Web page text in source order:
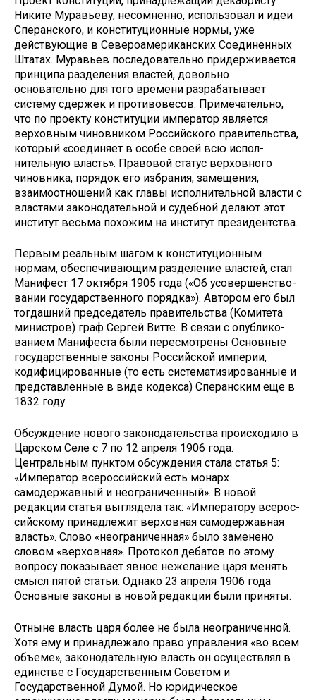
Никите Муравьеву, несомненно, использовал и идеи
Спе­ранского, и конституционные нормы, уже
действующие в Североамерикан­ских Соединенных
Штатах. Муравьев последовательно придерживается
принципа разделения властей, до­вольно
основательно для того време­ни разрабатывает
систему сдержек и противовесов. Примечательно,
что по проекту конституции император является
верховным чиновником Российского правительства,
который «соединяет в особе своей всю испол­
нительную власть». Правовой статус верховного
чиновника, порядок его из­брания, замещения,
взаимоотношений как главы исполнительной власти с
властями законодательной и судебной делают этот
институт весьма похожим на институт президентства.
Первым реальным шагом к консти­туционным
нормам, обеспечивающим разделение властей, стал
Манифест 17 октября 1905 года («Об усовершенство­
вании государственного порядка»). Ав­тором его был
тогдашний председатель правительства (Комитета
министров) граф Сергей Витте. В связи с опублико­
ванием Манифеста были пересмотре­ны Основные
государственные законы Российской империи,
кодифицирован­ные (то есть систематизированные и
представленные в виде кодекса) Спе­ранским еще в
1832 году.
Обсуждение нового законодатель­ства происходило в
Царском Селе с 7 по 12 апреля 1906 года.
Центральным пунктом обсуждения стала статья 5:
«Император всероссийский есть монарх
самодержавный и неограни­ченный». В новой
редакции статья выглядела так: «Императору всерос­
сийскому принадлежит верховная са­модержавная
власть». Слово «неогра­ниченная» было заменено
словом «вер­ховная». Протокол дебатов по этому
вопросу показывает явное нежелание царя менять
смысл пятой статьи. Од­нако 23 апреля 1906 года
Основные за­коны в новой редакции были приняты.
Отныне власть царя более не была неограниченной.
Хотя ему и принад­лежало право управления «во всем
объеме», законодательную власть он осуществлял в
единстве с Государ­ственным Советом и
Государственной Думой. Но юридическое